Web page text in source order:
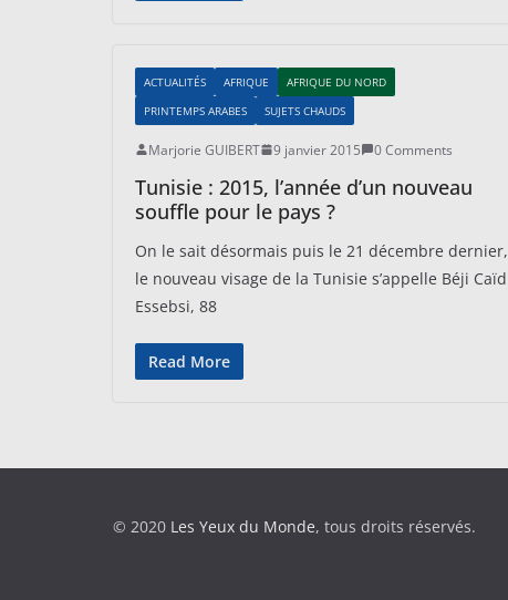
ACTUALITÉS AFRIQUE
AFRIQUE DU NORD
PRINTEMPS ARABES
SUJETS CHAUDS
Marjorie GUIBERT 9 janvier 2015 0 Comments
Tunisie : 2015, l’année d’un nouveau
souffle pour le pays ?
On le sait désormais puis le 21 décembre dernier,
le nouveau visage de la Tunisie s’appelle Béji Caïd
Essebsi, 88
Read More
© 2020 Les Yeux du Monde, tous droits réservés.